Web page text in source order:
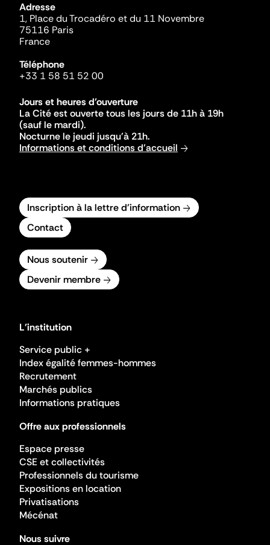
Adresse
1, Place du Trocadéro et du 11 Novembre
75116 Paris
France
Téléphone
+33 1 58 51 52 00
Jours et heures d'ouverture
La Cité est ouverte tous les jours de 11h à 19h
(sauf le mardi).
Nocturne le jeudi jusqu'à 21h.
Informations et conditions d'accueil
Inscription à la lettre d'information
Contact
Nous soutenir
Devenir membre
L'institution
Service public +
Index égalité femmes-hommes
Recrutement
Marchés publics
Informations pratiques
Offre aux professionnels
Espace presse
CSE et collectivités
Professionnels du tourisme
Expositions en location
Privatisations
Mécénat
Nous suivre